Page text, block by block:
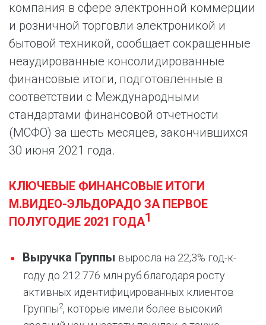
компания в сфере электронной коммерции
и розничной торговли электроникой и
бытовой техникой, сообщает сокращенные
неаудированные консолидированные
финансовые итоги, подготовленные в
соответствии с Международными
стандартами финансовой отчетности
(МСФО) за шесть месяцев, закончившихся
30 июня 2021 года.
КЛЮЧЕВЫЕ ФИНАНСОВЫЕ ИТОГИ
М.ВИДЕО-ЭЛЬДОРАДО ЗА ПЕРВОЕ
ПОЛУГОДИЕ 2021 ГОДА1
Выручка Группы выросла на 22,3% год-к-
году до 212 776 млн руб.благодаря росту
активных идентифицированных клиентов
Группы2, которые имели более высокий